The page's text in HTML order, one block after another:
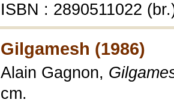
ISBN : 2890511022
Gilgamesh (1986)
Alain Gagnon,
cm.